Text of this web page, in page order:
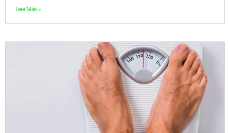
Leer Más »